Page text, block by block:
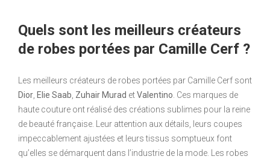
Quels sont les meilleurs créateurs
de robes portées par Camille Cerf ?
Les meilleurs créateurs de robes portées par Camille Cerf sont
Dior, Elie Saab, Zuhair Murad etValentino. Ces marques de
haute couture ont réalisé des créations sublimes pour la reine
de beauté française. Leur attention aux détails, leurs coupes
impeccablement ajustées et leurs tissus somptueux font
qu’elles se démarquent dans l’industrie de la mode. Les robes